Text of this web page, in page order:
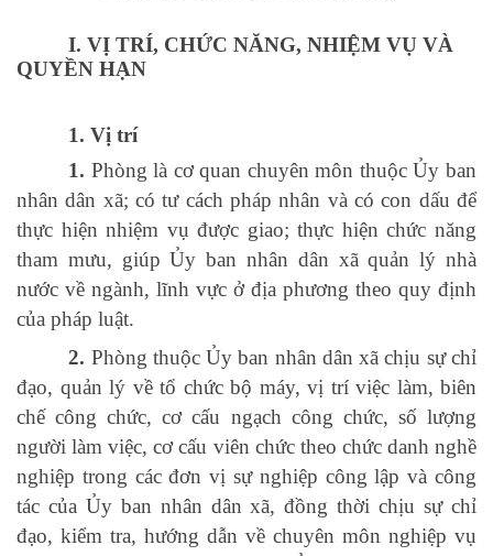
I. VỊ TRÍ, CHỨC NĂNG, NHIỆM VỤ VÀ
QUYỀN HẠN
1. Vị trí
1. Phòng là cơ quan chuyên môn thuộc Ủy ban
nhân dân xã; có tư cách pháp nhân và có con dấu để
thực hiện nhiệm vụ được giao; thực hiện chức năng
tham mưu, giúp Ủy ban nhân dân xã quản lý nhà
nước về ngành, lĩnh vực ở địa phương theo quy định
của pháp luật.
2. Phòng thuộc Ủy ban nhân dân xã chịu sự chỉ
đạo, quản lý về tổ chức bộ máy, vị trí việc làm, biên
chế công chức, cơ cấu ngạch công chức, số lượng
người làm việc, cơ cấu viên chức theo chức danh nghề
nghiệp trong các đơn vị sự nghiệp công lập và công
tác của Ủy ban nhân dân xã, đồng thời chịu sự chỉ
đạo, kiểm tra, hướng dẫn về chuyên môn nghiệp vụ